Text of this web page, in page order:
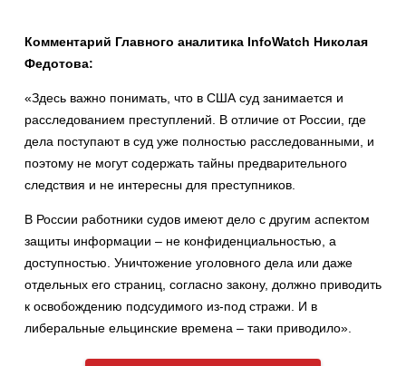
Комментарий Главного аналитика InfoWatch Николая
Федотова:
«Здесь важно понимать, что в США суд занимается и
расследованием преступлений. В отличие от России, где
дела поступают в суд уже полностью расследованными, и
поэтому не могут содержать тайны предварительного
следствия и не интересны для преступников.
В России работники судов имеют дело с другим аспектом
защиты информации – не конфиденциальностью, а
доступностью. Уничтожение уголовного дела или даже
отдельных его страниц, согласно закону, должно приводить
к освобождению подсудимого из-под стражи. И в
либеральные ельцинские времена – таки приводило».